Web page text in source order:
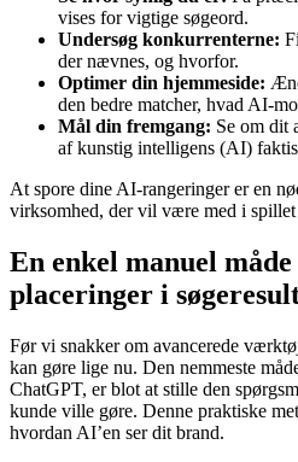
vises for vigtige søgeord.
Undersøg konkurrenterne:
der nævnes, og hvorfor.
Optimer din hjemmeside:
den bedre matcher, hvad AI-
Mål din fremgang: Se om dit
af kunstig intelligens (AI)
At spore dine AI-rangeringer er en
virksomhed, der vil være med i spillet
En enkel manuel
placeringer i
Før vi snakker om avancerede
kan gøre lige nu. Den nemmeste
ChatGPT, er blot at stille den
kunde ville gøre. Denne praktiske
hvordan AI’en ser dit brand.